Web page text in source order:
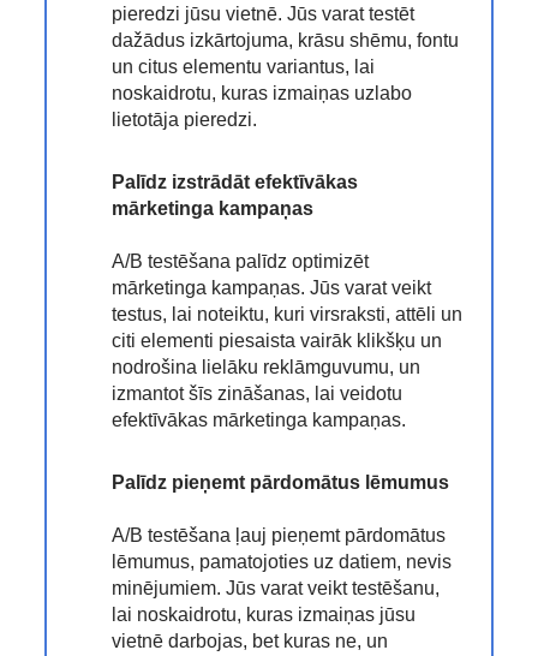
pieredzi jūsu vietnē. Jūs varat testēt
dažādus izkārtojuma, krāsu shēmu, fontu
un citus elementu variantus, lai
noskaidrotu, kuras izmaiņas uzlabo
lietotāja pieredzi.
Palīdz izstrādāt efektīvākas
mārketinga kampaņas
A/B testēšana palīdz optimizēt
mārketinga kampaņas. Jūs varat veikt
testus, lai noteiktu, kuri virsraksti, attēli un
citi elementi piesaista vairāk klikšķu un
nodrošina lielāku reklāmguvumu, un
izmantot šīs zināšanas, lai veidotu
efektīvākas mārketinga kampaņas.
Palīdz pieņemt pārdomātus lēmumus
A/B testēšana ļauj pieņemt pārdomātus
lēmumus, pamatojoties uz datiem, nevis
minējumiem. Jūs varat veikt testēšanu,
lai noskaidrotu, kuras izmaiņas jūsu
vietnē darbojas, bet kuras ne, un